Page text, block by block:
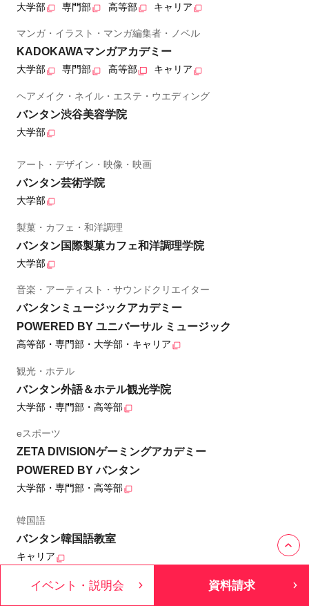
大学部 専門部 高等部 キャリア
マンガ・イラスト・マンガ編集者・ノベル
KADOKAWAマンガアカデミー
大学部 専門部 高等部 キャリア
ヘアメイク・ネイル・エステ・ウエディング
バンタン渋谷美容学院
大学部
アート・デザイン・映像・映画
バンタン芸術学院
大学部
製菓・カフェ・和洋調理
バンタン国際製菓カフェ和洋調理学院
大学部
音楽・アーティスト・サウンドクリエイター
バンタンミュージックアカデミー
POWERED BY ユニバーサル ミュージック
高等部・専門部・大学部・キャリア
観光・ホテル
バンタン外語＆ホテル観光学院
大学部・専門部・高等部
eスポーツ
ZETA DIVISIONゲーミングアカデミー
POWERED BY バンタン
大学部・専門部・高等部
韓国語
バンタン韓国語教室
キャリア
ゲーム・イラスト・eスポーツ・アニメ
イベント・説明会 資料請求